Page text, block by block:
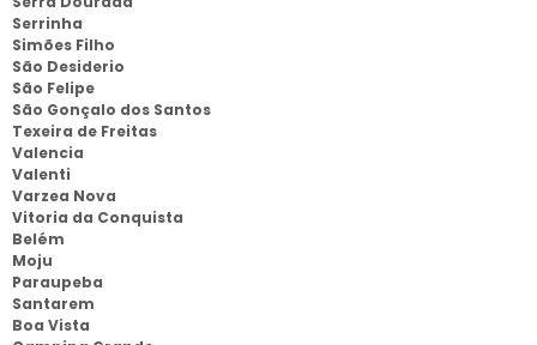
Serrinha
Simões Filho
São Desiderio
São Felipe
São Gonçalo dos Santos
Texeira de Freitas
Valencia
Valenti
Varzea Nova
Vitoria da Conquista
Belém
Moju
Paraupeba
Santarem
Boa Vista